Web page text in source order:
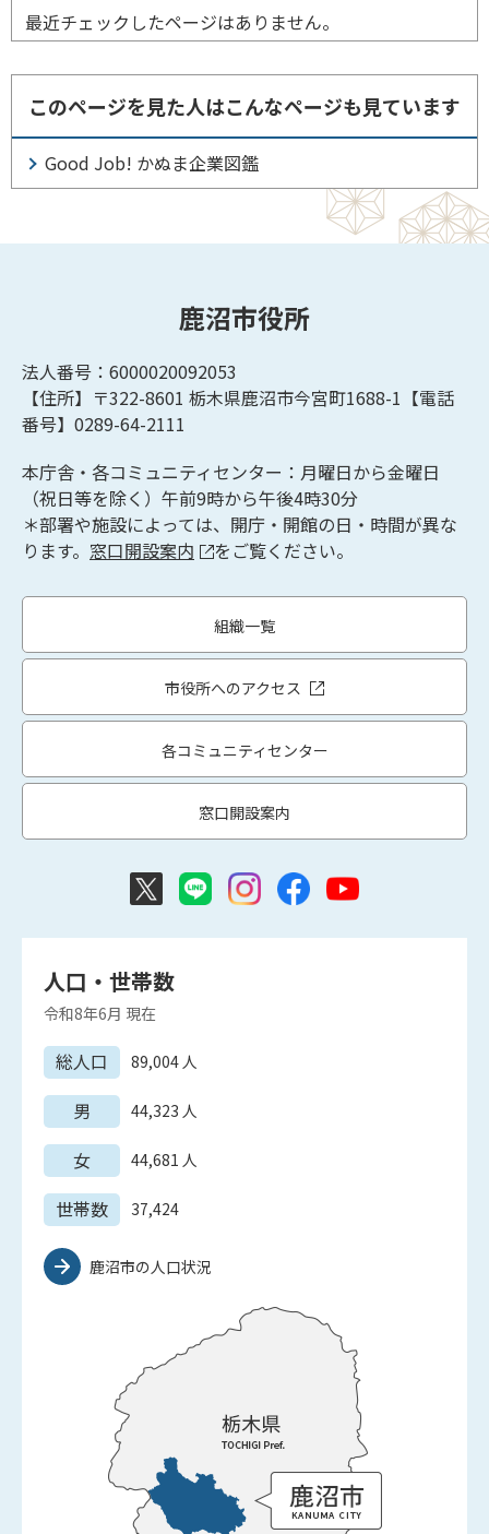
最近チェックしたページはありません。
このページを見た人はこんなページも見ています
Good Job! かぬま企業図鑑
鹿沼市役所
法人番号：6000020092053
【住所】〒322-8601 栃木県鹿沼市今宮町1688-1【電話
番号】0289-64-2111
本庁舎・各コミュニティセンター：月曜日から金曜日
（祝日等を除く）午前9時から午後4時30分
＊部署や施設によっては、開庁・開館の日・時間が異な
ります。 窓口開設案内 をご覧ください。
組織一覧
市役所へのアクセス
各コミュニティセンター
窓口開設案内
人口・世帯数
令和8年6月 現在
総人口 89,004 人
男 44,323 人
女 44,681 人
世帯数 37,424
鹿沼市の人口状況